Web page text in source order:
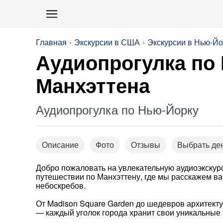
Главная Экскурсии в США Экскурсии в Нью-
Аудиопрогулка
Манхэттена
Аудиопрогулка по Нью-Йорку
Описание Фото Отзывы
Выбрать
Добро пожаловать на увлекательную
путешествии по Манхэттену, где мы расскажем
небоскребов.
От Madison Square Garden до шедевров
— каждый уголок города хранит свои